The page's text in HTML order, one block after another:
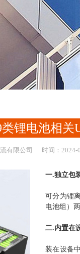
锂电池相关
有限公司 时间：2024-
一.独立包
可分为锂
电池组）
二.内置在
装在设备